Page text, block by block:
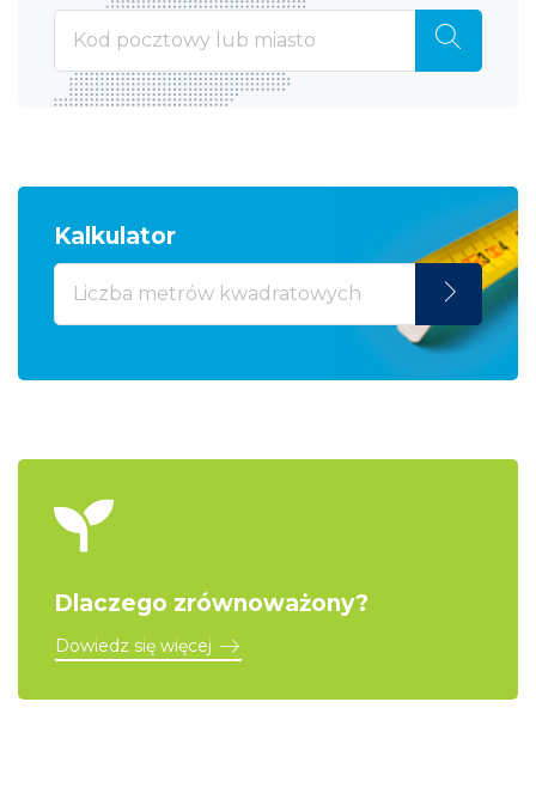
Kalkulator
Dlaczego zrównoważony?
Dowiedz się więcej